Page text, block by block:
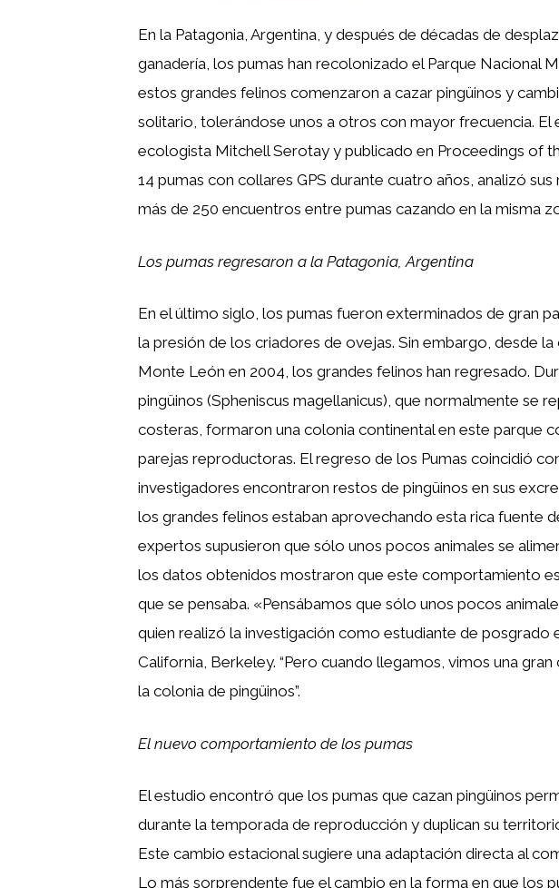
En la Patagonia, Argentina, y después de décadas de
ganadería, los pumas han recolonizado el Parque Nacional
estos grandes felinos comenzaron a cazar pingüinos y
solitario, tolerándose unos a otros con mayor frecuencia. El
ecologista Mitchell Serotay y publicado en Proceedings of
14 pumas con collares GPS durante cuatro años, analizó
más de 250 encuentros entre pumas cazando en la misma
Los pumas regresaron a la Patagonia, Argentina
En el último siglo, los pumas fueron exterminados de gran
la presión de los criadores de ovejas. Sin embargo, desde
Monte León en 2004, los grandes felinos han regresado.
pingüinos (Spheniscus magellanicus), que normalmente se
costeras, formaron una colonia continental en este parque
parejas reproductoras. El regreso de los Pumas coincidió
investigadores encontraron restos de pingüinos en sus
los grandes felinos estaban aprovechando esta rica fuente
expertos supusieron que sólo unos pocos animales se
los datos obtenidos mostraron que este comportamiento
que se pensaba. «Pensábamos que sólo unos pocos
quien realizó la investigación como estudiante de posgrado
California, Berkeley. “Pero cuando llegamos, vimos una
la colonia de pingüinos”.
El nuevo comportamiento de los pumas
El estudio encontró que los pumas que cazan pingüinos
durante la temporada de reproducción y duplican su
Este cambio estacional sugiere una adaptación directa al
Lo más sorprendente fue el cambio en la forma en que los